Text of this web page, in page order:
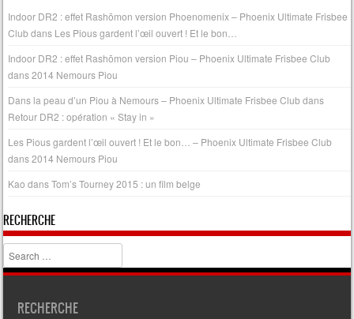
Indoor DR2 : effet Rashōmon version Phoenomenix – Phoenix Ultimate Frisbee
Clubdans Les Pious gardent l’œil ouvert ! Et le bon…
Indoor DR2 : effet Rashōmon version Piou – Phoenix Ultimate Frisbee Club
dans2014 Nemours Piou
Dans la peau d’un Piou à Nemours – Phoenix Ultimate Frisbee Clubdans
Retour DR2 : opération « Stay in »
Les Pious gardent l’œil ouvert ! Et le bon… – Phoenix Ultimate Frisbee Club
dans2014 Nemours Piou
Kao dansTom’s Tourney 2015 : un film belge
RECHERCHE
Search
RECHERCHE